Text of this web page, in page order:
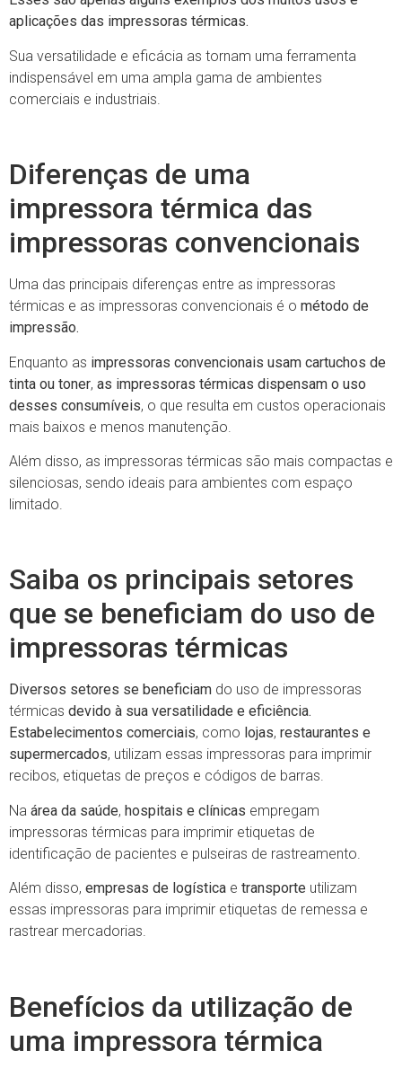
aplicações das impressoras térmicas.
Sua versatilidade e eficácia as tornam uma ferramenta
indispensável em uma ampla gama de ambientes
comerciais e industriais.
Diferenças de uma
impressora térmica das
impressoras convencionais
Uma das principais diferenças entre as impressoras
térmicas e as impressoras convencionais é o método de
impressão.
Enquanto as impressoras convencionais usam cartuchos de
tinta ou toner, as impressoras térmicas dispensam o uso
desses consumíveis, o que resulta em custos operacionais
mais baixos e menos manutenção.
Além disso, as impressoras térmicas são mais compactas e
silenciosas, sendo ideais para ambientes com espaço
limitado.
Saiba os principais setores
que se beneficiam do uso de
impressoras térmicas
Diversos setores se beneficiam do uso de impressoras
térmicas devido à sua versatilidade e eficiência.
Estabelecimentos comerciais, como lojas, restaurantes e
supermercados, utilizam essas impressoras para imprimir
recibos, etiquetas de preços e códigos de barras.
Na área da saúde, hospitais e clínicas empregam
impressoras térmicas para imprimir etiquetas de
identificação de pacientes e pulseiras de rastreamento.
Além disso, empresas de logística e transporte utilizam
essas impressoras para imprimir etiquetas de remessa e
rastrear mercadorias.
Benefícios da utilização de
uma impressora térmica